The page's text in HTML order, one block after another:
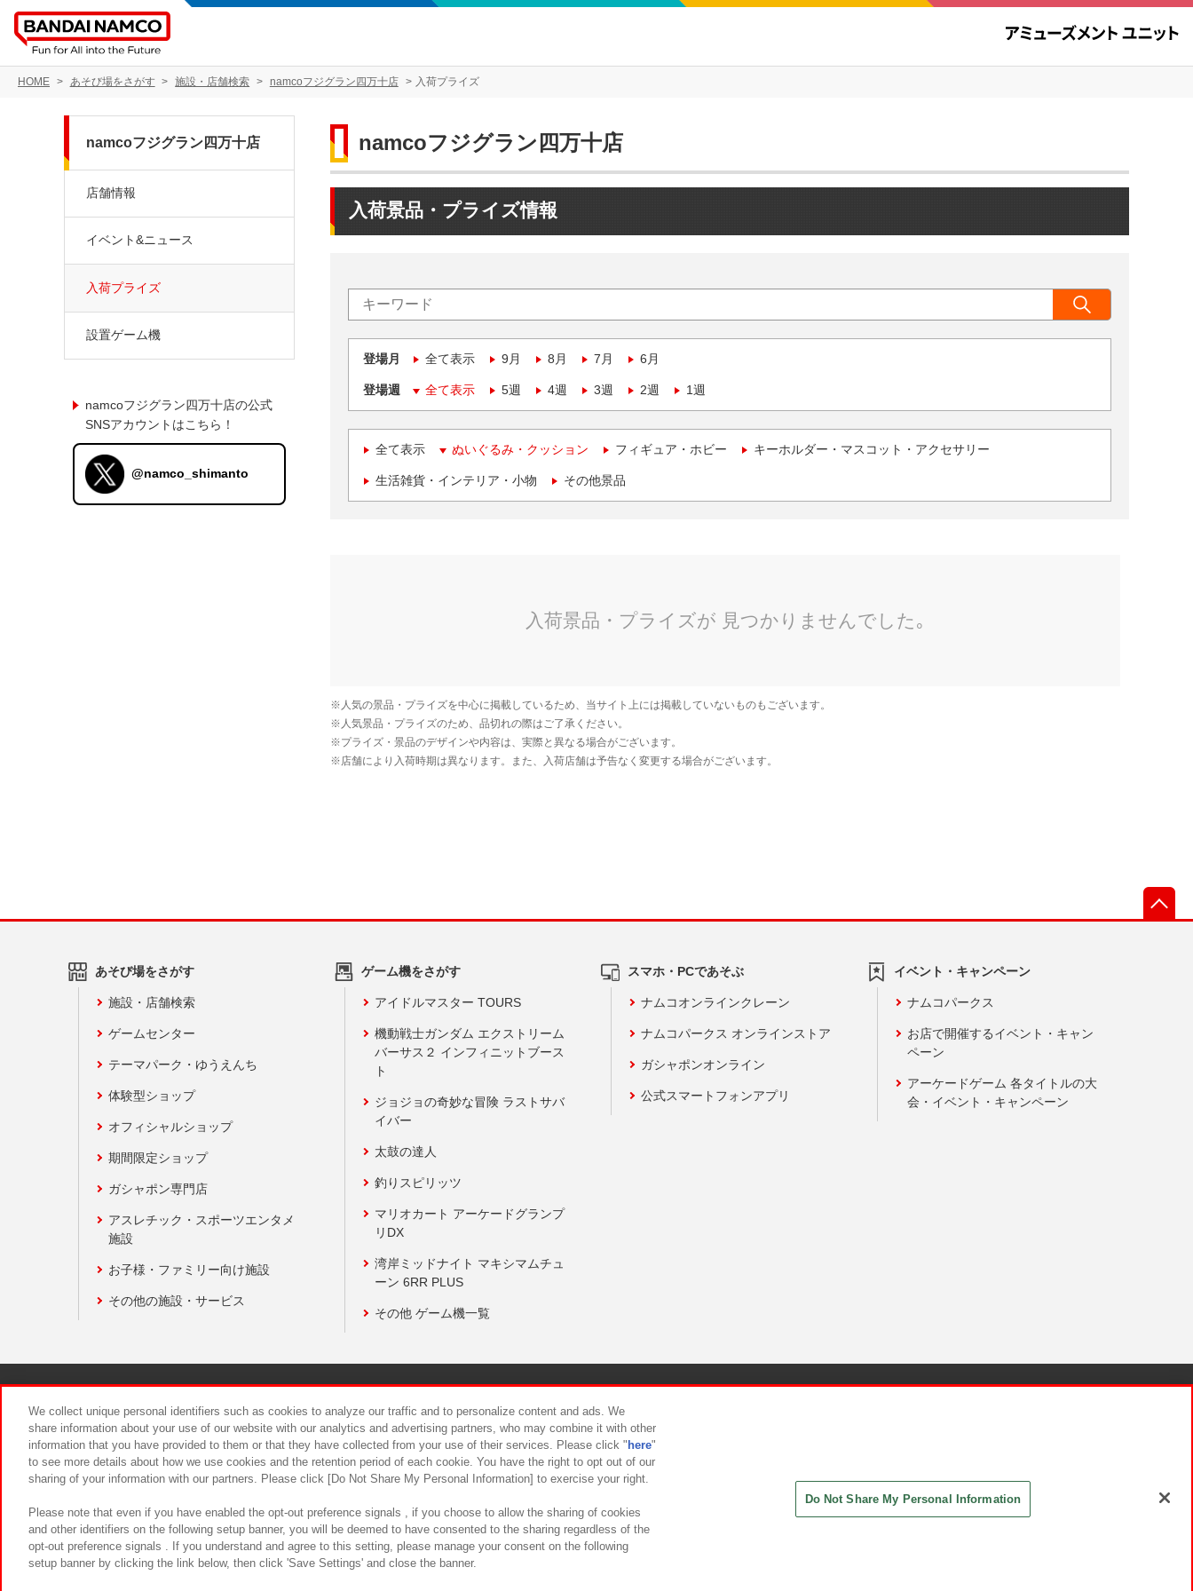
HOME あそび場をさがす 施設・店舗検索 namcoフジグラン四万十店 入荷プライズ
namcoフジグラン四万十店
入荷景品・プライズ情報
登場月 全て表示 9月 8月 7月 6月
登場週 全て表示 5週 4週 3週 2週 1週
全て表示 ぬいぐるみ・クッション フィギュア・ホビー キーホルダー・マスコット・アクセサリー
生活雑貨・インテリア・小物 その他景品
namcoフジグラン四万十店
店舗情報
イベント&ニュース
入荷プライズ
設置ゲーム機
namcoフジグラン四万十店の公式
SNSアカウントはこちら！
@namco_shimanto
あそび場をさがす
施設・店舗検索
ゲームセンター
テーマパーク・ゆうえんち
体験型ショップ
オフィシャルショップ
期間限定ショップ
ガシャポン専門店
アスレチック・スポーツエンタメ
施設
お子様・ファミリー向け施設
その他の施設・サービス
ゲーム機をさがす
アイドルマスター TOURS
機動戦士ガンダム エクストリーム
バーサス２ インフィニットブース
ト
ジョジョの奇妙な冒険 ラストサバ
イバー
太鼓の達人
釣りスピリッツ
マリオカート アーケードグランプ
リDX
湾岸ミッドナイト マキシマムチュ
ーン 6RR PLUS
その他 ゲーム機一覧
スマホ・PCであそぶ
ナムコオンラインクレーン
ナムコパークス オンラインストア
ガシャポンオンライン
公式スマートフォンアプリ
イベント・キャンペーン
ナムコパークス
お店で開催するイベント・キャン
ペーン
アーケードゲーム 各タイトルの大
会・イベント・キャンペーン
食品のご提供について カスタマーハラスメント対応方針
We collect unique personal identifiers such as cookies to analyze our traffic and to personalize content and ads. We
share information about your use of our website with our analytics and advertising partners, who may combine it with other
information that you have provided to them or that they have collected from your use of their services. Please click " here"
to see more details about how we use cookies and the retention period of each cookie. You have the right to opt out of our
sharing of your information with our partners. Please click [Do Not Share My Personal Information] to exercise your right.
Please note that even if you have enabled the opt-out preference signals , if you choose to allow the sharing of cookies
and other identifiers on the following setup banner, you will be deemed to have consented to the sharing regardless of the
opt-out preference signals . If you understand and agree to this setting, please manage your consent on the following
setup banner by clicking the link below, then click 'Save Settings' and close the banner.
Do Not Share My Personal Information